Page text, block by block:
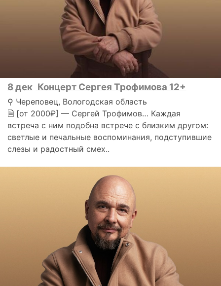
8 дек Концерт Сергея Трофимова 12+
⚲ Череповец, Вологодская область
🗎 [от 2000₽] — Сергей Трофимов… Каждая
встреча с ним подобна встрече с близким другом:
светлые и печальные воспоминания, подступившие
слезы и радостный смех..